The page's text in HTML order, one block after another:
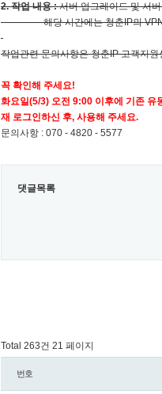
2. 작업 내용 :서버 업그레이드 및 서
해당 시간에는 청춘IP의 VPN 유
작업관련 문의사항은 청춘IP 고객지
꼭 확인해 주세요!
화요일(5/3) 오전 9:00 이후에 기존 유
재 로그인하신 후, 사용해 주세요.
문의사항 : 070 - 4820 - 5577
댓글목록
Total 263건 21 페이지
번호